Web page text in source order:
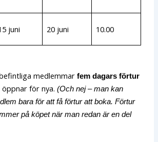
juni 20 juni 10.00
medlemmarfem dagars förtur
öppnar för nya.(Och nej – man kan
bara för att få förtur att boka. Förtur
på köpet när man redan är en del